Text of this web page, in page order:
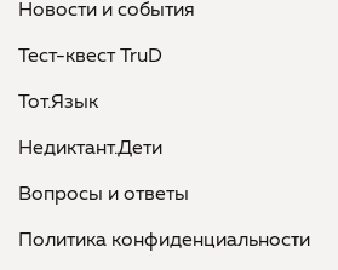
Новости и события
Тест-квест TruD
Тот.Язык
Недиктант.Дети
Вопросы и ответы
Политика конфиденциальности